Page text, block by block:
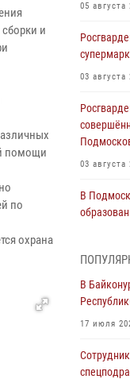
и
помощи
по
охрана
05 августа
03 августа
03 августа
В
Офицер
стал
01 августа
В
17 июля